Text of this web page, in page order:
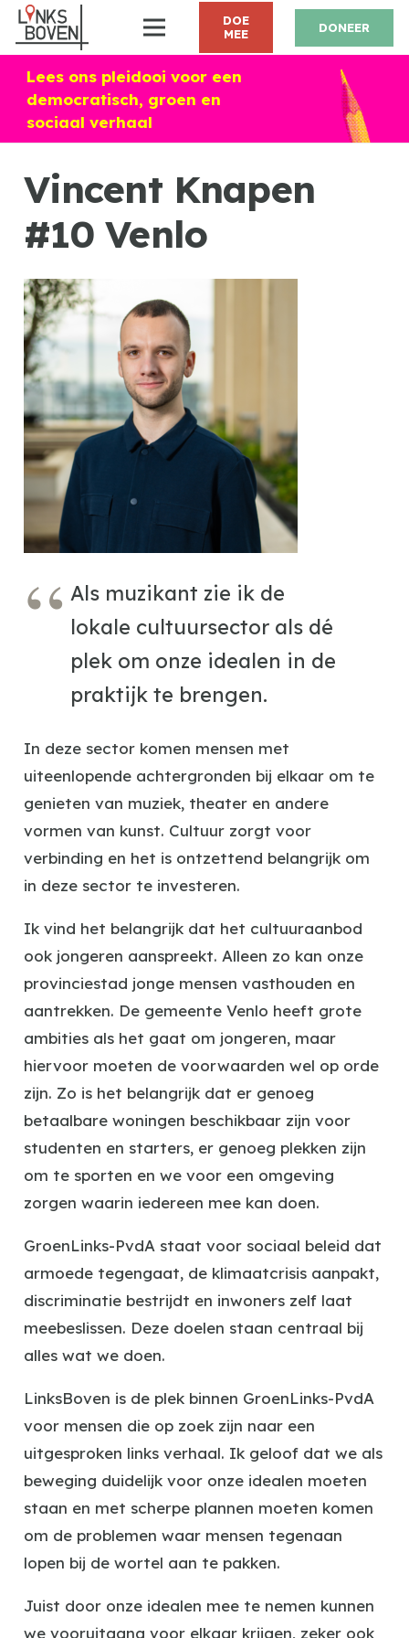
DOE
MEE
DONEER
Lees ons pleidooi voor een
democratisch, groen en
sociaal verhaal
Vincent Knapen
#10 Venlo
Als muzikant zie ik de
lokale cultuursector als dé
plek om onze idealen in de
praktijk te brengen.
In deze sector komen mensen met
uiteenlopende achtergronden bij elkaar om te
genieten van muziek, theater en andere
vormen van kunst. Cultuur zorgt voor
verbinding en het is ontzettend belangrijk om
in deze sector te investeren.
Ik vind het belangrijk dat het cultuuraanbod
ook jongeren aanspreekt. Alleen zo kan onze
provinciestad jonge mensen vasthouden en
aantrekken. De gemeente Venlo heeft grote
ambities als het gaat om jongeren, maar
hiervoor moeten de voorwaarden wel op orde
zijn. Zo is het belangrijk dat er genoeg
betaalbare woningen beschikbaar zijn voor
studenten en starters, er genoeg plekken zijn
om te sporten en we voor een omgeving
zorgen waarin iedereen mee kan doen.
GroenLinks-PvdA staat voor sociaal beleid dat
armoede tegengaat, de klimaatcrisis aanpakt,
discriminatie bestrijdt en inwoners zelf laat
meebeslissen. Deze doelen staan centraal bij
alles wat we doen.
LinksBoven is de plek binnen GroenLinks-PvdA
voor mensen die op zoek zijn naar een
uitgesproken links verhaal. Ik geloof dat we als
beweging duidelijk voor onze idealen moeten
staan en met scherpe plannen moeten komen
om de problemen waar mensen tegenaan
lopen bij de wortel aan te pakken.
Juist door onze idealen mee te nemen kunnen
we vooruitgang voor elkaar krijgen, zeker ook